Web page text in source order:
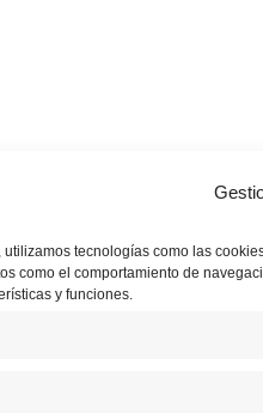
tecnologías como las
como el comportamiento de
y funciones.